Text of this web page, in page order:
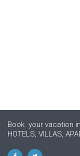
Book your vacation
HOTELS, VILLAS,